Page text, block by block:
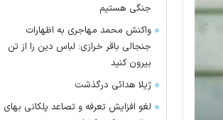
جنگی هستیم
واکنش محمد مهاجری به اظهارات
جنجالی باقر خرازی: لباس دین را از تن
بیرون کنید
ژیلا هدائی درگذشت
لغو افزایش تعرفه و تصاعد پلکانی بهای